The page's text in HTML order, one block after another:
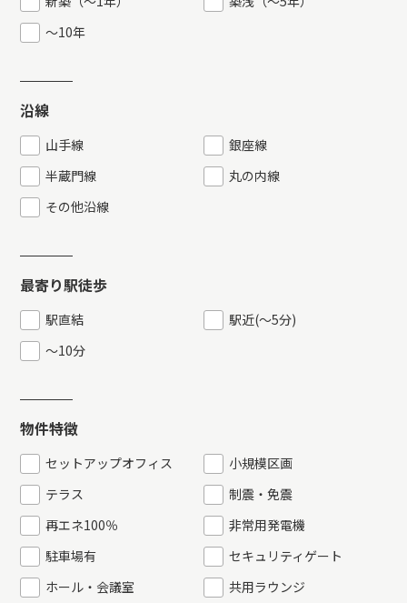
～10年
沿線
山手線
銀座線
半蔵門線
丸の内線
その他沿線
最寄り駅徒歩
駅直結 駅近(〜5分)
〜10分
物件特徴
セットアップオフィス
小規模区画
テラス
制震・免震
再エネ100％
非常用発電機
駐車場有
セキュリティゲート
ホール・会議室
共用ラウンジ